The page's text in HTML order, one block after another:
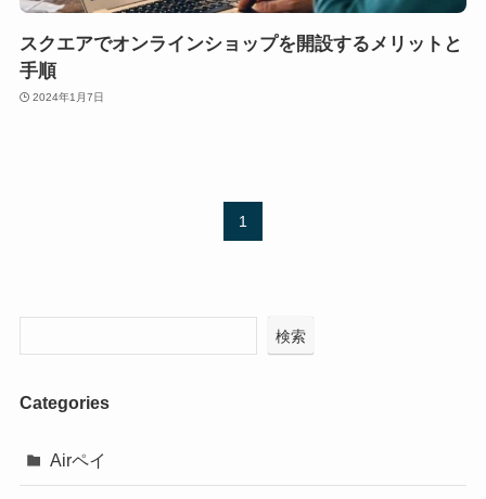
スクエアでオンラインショップを開設するメリットと
手順
2024年1月7日
1
検索
Categories
Airペイ